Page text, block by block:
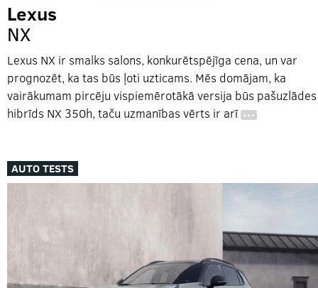
Lexus
NX
Lexus NX ir smalks salons, konkurētspējīga cena, un var
prognozēt, ka tas būs ļoti uzticams. Mēs domājam, ka
vairākumam pircēju vispiemērotākā versija būs pašuzlādes
hibrīds NX 350h, taču uzmanības vērts ir arī …
AUTO TESTS